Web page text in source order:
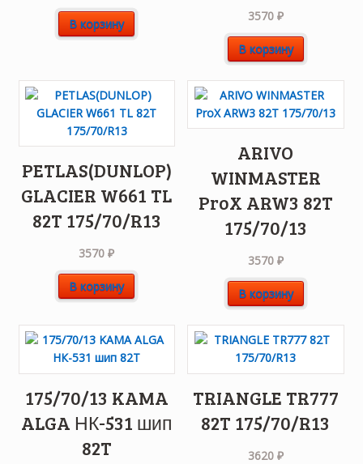
В корзину 3570 ₽
В корзину
PETLAS(DUNLOP)
GLACIER W661 TL
82T 175/70/R13
3570₽
В корзину
ARIVO
WINMASTER
ProX ARW3 82T
175/70/13
3570 ₽
В корзину
175/70/13 KAMA
ALGA НК-531 шип
82T
TRIANGLE TR777
82T 175/70/R13
3620 ₽